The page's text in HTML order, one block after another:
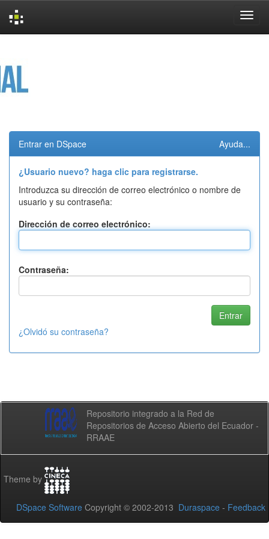
Entrar en DSpace Ayuda...
¿Usuario nuevo? haga clic para registrarse.
Introduzca su dirección de correo electrónico o nombre de
usuario y su contraseña:
Dirección de correo electrónico:
Contraseña:
¿Olvidó su contraseña?
Repositorio integrado a la Red de
Repositorios de Acceso Abierto del Ecuador -
RRAAE
Theme by
DSpace Software Copyright © 2002-2013 Duraspace - Feedback